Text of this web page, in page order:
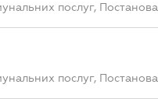
послуг,
послуг,